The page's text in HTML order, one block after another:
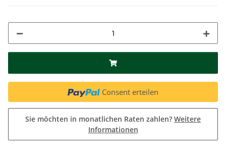
Consent erteilen
Sie möchten in monatlichen Raten zahlen? Weitere
Informationen